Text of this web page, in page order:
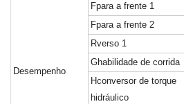
Desempenho
Fpara a frente 1
Fpara a frente 2
Rverso 1
Ghabilidade de corrida
Hconversor de torque
hidráulico